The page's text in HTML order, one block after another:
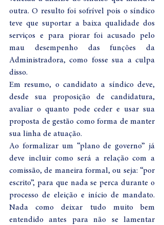
outra. O resulto foi sofrível pois o síndico
teve que suportar a baixa qualidade dos
serviços e para piorar foi acusado pelo
mau desempenho das funções da
Administradora, como fosse sua a culpa
disso.
Em resumo, o candidato a síndico deve,
desde sua proposição de candidatura,
avaliar o quanto pode ceder e usar sua
proposta de gestão como forma de manter
sua linha de atuação.
Ao formalizar um “plano de governo” já
deve incluir como será a relação com a
comissão, de maneira formal, ou seja: “por
escrito”, para que nada se perca durante o
processo de eleição e início de mandato.
Nada como deixar tudo muito bem
entendido antes para não se lamentar